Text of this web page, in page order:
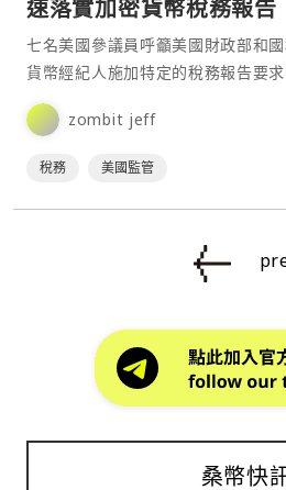
速落實加密貨幣稅務報告
七名美國參議員呼籲美國財政部和
貨幣經紀人施加特定的稅務報告要求。 在 10 月 10 日的
致財政部長 Janet Yellen 和 I⋯
zombit jeff
稅務 美國監管
桑幣快